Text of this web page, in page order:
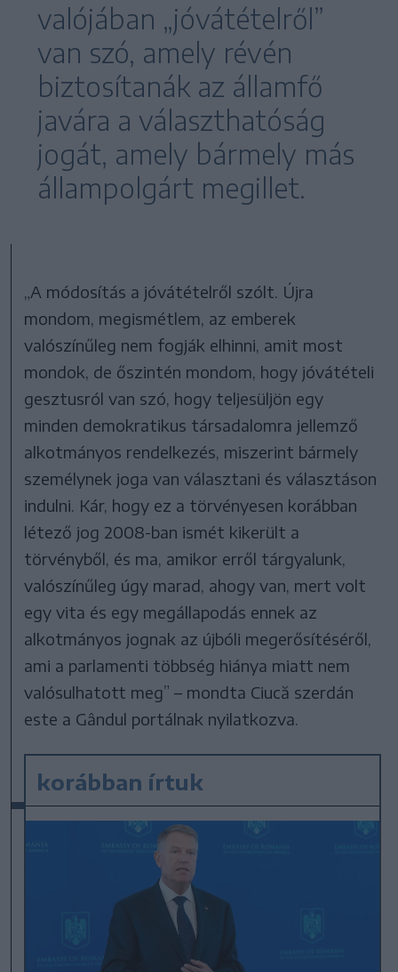
valójában „jóvátételről”
van szó, amely révén
biztosítanák az államfő
javára a választhatóság
jogát, amely bármely más
állampolgárt megillet.
„A módosítás a jóvátételről szólt. Újra
mondom, megismétlem, az emberek
valószínűleg nem fogják elhinni, amit most
mondok, de őszintén mondom, hogy jóvátételi
gesztusról van szó, hogy teljesüljön egy
minden demokratikus társadalomra jellemző
alkotmányos rendelkezés, miszerint bármely
személynek joga van választani és választáson
indulni. Kár, hogy ez a törvényesen korábban
létező jog 2008-ban ismét kikerült a
törvényből, és ma, amikor erről tárgyalunk,
valószínűleg úgy marad, ahogy van, mert volt
egy vita és egy megállapodás ennek az
alkotmányos jognak az újbóli megerősítéséről,
ami a parlamenti többség hiánya miatt nem
valósulhatott meg” – mondta Ciucă szerdán
este a Gândul portálnak nyilatkozva.
korábban írtuk